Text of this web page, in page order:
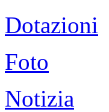
Dotazioni
Foto
Notizia